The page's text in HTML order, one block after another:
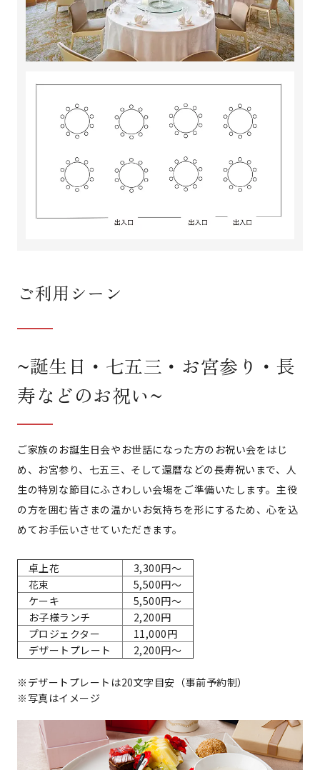
ご利用シーン
~誕生日・七五三・お宮参り・長
寿などのお祝い~
ご家族のお誕生日会やお世話になった方のお祝い会をはじ
め、お宮参り、七五三、そして還暦などの長寿祝いまで、人
生の特別な節目にふさわしい会場をご準備いたします。主役
の方を囲む皆さまの温かいお気持ちを形にするため、心を込
めてお手伝いさせていただきます。
卓上花
3,300円～
花束
5,500円～
ケーキ
5,500円～
お子様ランチ
2,200円
プロジェクター
11,000円
デザートプレート
2,200円～
※デザートプレートは20文字目安（事前予約制）
※写真はイメージ